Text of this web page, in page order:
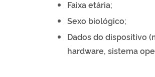
Faixa etária;
Sexo biológico;
Dados do dispositivo
hardware, sistema